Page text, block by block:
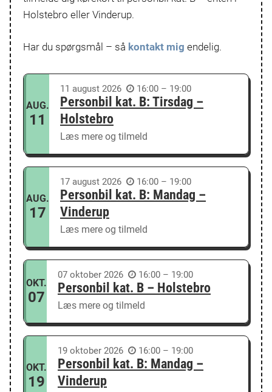
Holstebro eller Vinderup.
Har du spørgsmål – så kontakt mig endelig.
AUG.
11
11 august 2026 16:00 – 19:00
Personbil kat. B: Tirsdag –
Holstebro
Læs mere og tilmeld
AUG.
17
17 august 2026 16:00 – 19:00
Personbil kat. B: Mandag –
Vinderup
Læs mere og tilmeld
OKT.
07
07 oktober 2026 16:00 – 19:00
Personbil kat. B – Holstebro
Læs mere og tilmeld
OKT.
19
19 oktober 2026 16:00 – 19:00
Personbil kat. B: Mandag –
Vinderup